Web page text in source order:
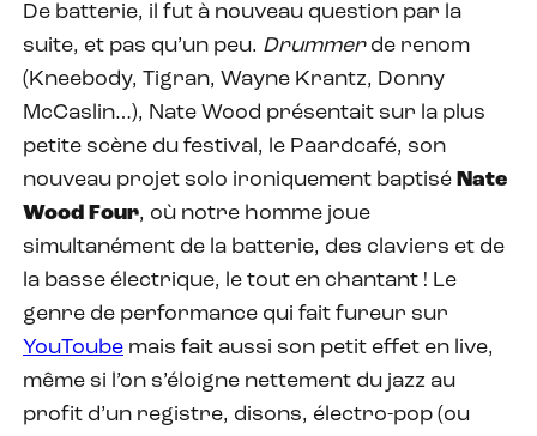
De batterie, il fut à nouveau question par la
suite, et pas qu’un peu. Drummerde renom
(Kneebody, Tigran, Wayne Krantz, Donny
McCaslin…), Nate Wood présentait sur la plus
petite scène du festival, le Paardcafé, son
nouveau projet solo ironiquement baptisé Nate
Wood Four, où notre homme joue
simultanément de la batterie, des claviers et de
la basse électrique, le tout en chantant ! Le
genre de performance qui fait fureur sur
YouToube mais fait aussi son petit effet en live,
même si l’on s’éloigne nettement du jazz au
profit d’un registre, disons, électro-pop (ou